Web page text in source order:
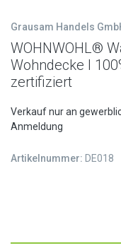
Grausam Handels
WOHNWOHL®
Wohndecke l
zertifiziert
Verkauf nur an
Anmeldung
Artikelnummer: DE018